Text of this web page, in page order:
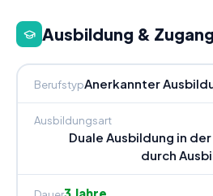
Ausbildung & Zugang
BerufstypAnerkannter
Ausbildungsart
Duale Ausbildung in
durch
3 Jahre